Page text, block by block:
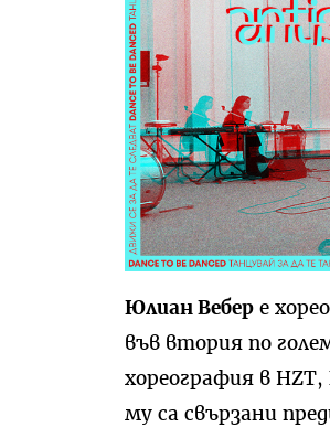
Юлиан Вебер е
във втория по
хореография в
му са свързани